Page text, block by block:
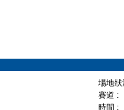
場地
賽道 :
時間 :